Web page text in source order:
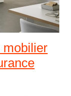
mobilier